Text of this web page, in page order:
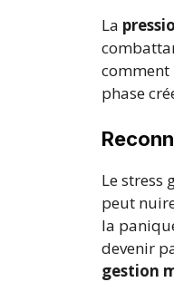
La
comment
phase
Le stress
peut
la
devenir
gestion